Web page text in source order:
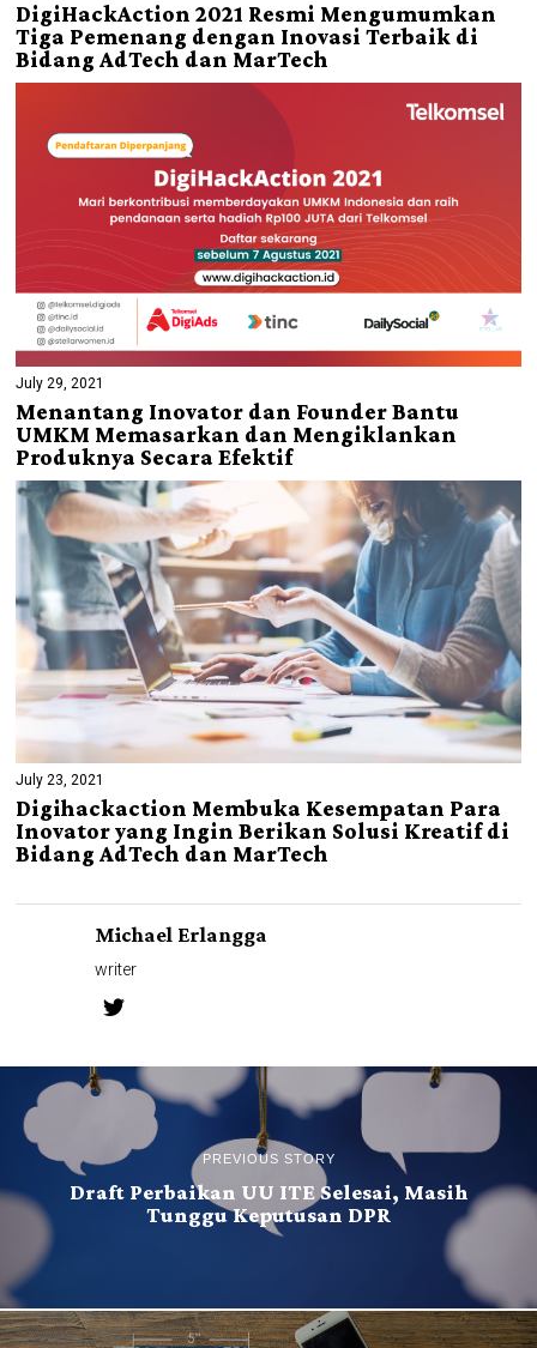
DigiHackAction 2021 Resmi Mengumumkan
Tiga Pemenang dengan Inovasi Terbaik di
Bidang AdTech dan MarTech
July 29, 2021
Menantang Inovator dan Founder Bantu
UMKM Memasarkan dan Mengiklankan
Produknya Secara Efektif
July 23, 2021
Digihackaction Membuka Kesempatan Para
Inovator yang Ingin Berikan Solusi Kreatif di
Bidang AdTech dan MarTech
Michael Erlangga
writer
PREVIOUS STORY
Draft Perbaikan UU ITE Selesai, Masih
Tunggu Keputusan DPR